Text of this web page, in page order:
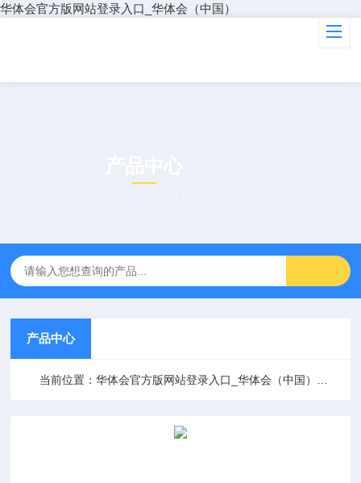
华体会官方版网站登录入口_华体会（中国）
产品中心
当前位置：华体会官方版网站登录入口_华体会（中国）